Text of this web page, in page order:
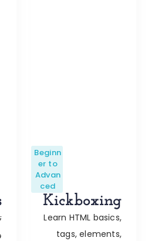
Beginn
er to
Advan
ced
Kickboxing
Learn HTML basics,
tags, elements,